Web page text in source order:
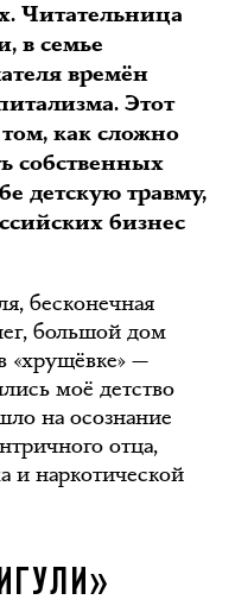
Читательница
в семье
времён
Этот
как сложно
собственных
детскую травму,
бизнес
бесконечная
большой дом
«хрущёвке» —
моё детство
на осознание
отца,
и наркотической